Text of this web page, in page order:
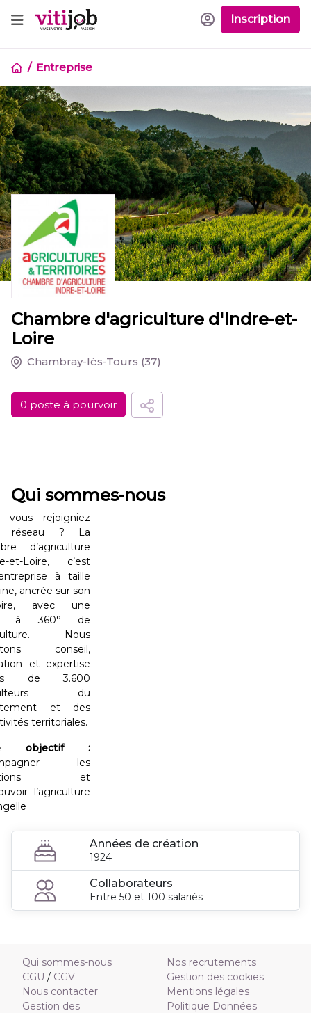
Inscription
Entreprise
Chambre d'agriculture d'Indre-et-
Loire
Chambray-lès-Tours (37)
0 poste à pourvoir
Qui sommes-nous
rejoigniez
réseau ? La
d’agriculture
et-Loire, c’est
à taille
ancrée sur son
avec une
à 360° de
Nous
conseil,
et expertise
de 3.600
du
et des
territoriales.
objectif :
les
et
l’agriculture
Années de création
1924
Collaborateurs
Entre 50 et 100 salariés
Qui sommes-nous
CGU / CGV
Nous contacter
Gestion des
Nos recrutements
Gestion des cookies
Mentions légales
Politique Données